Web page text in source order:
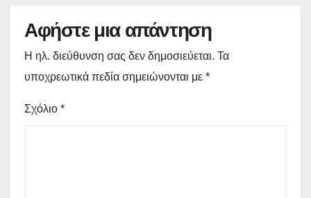
Αφήστε μια απάντηση
Η ηλ. διεύθυνση σας δεν δημοσιεύεται. Τα
υποχρεωτικά πεδία σημειώνονται με *
Σχόλιο *